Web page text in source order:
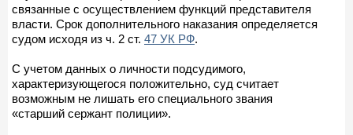
связанные с осуществлением функций представителя
власти. Срок дополнительного наказания определяется
судом исходя из ч. 2 ст. 47 УК РФ.
С учетом данных о личности подсудимого,
характеризующегося положительно, суд считает
возможным не лишать его специального звания
«старший сержант полиции».